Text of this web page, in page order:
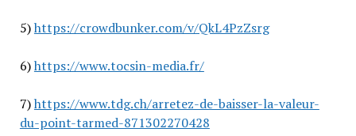
5)https://crowdbunker.com/v/QkL4PzZsrg
6)https://www.tocsin-media.fr/
7)https://www.tdg.ch/arretez-de-baisser-la-valeur-
du-point-tarmed-871302270428